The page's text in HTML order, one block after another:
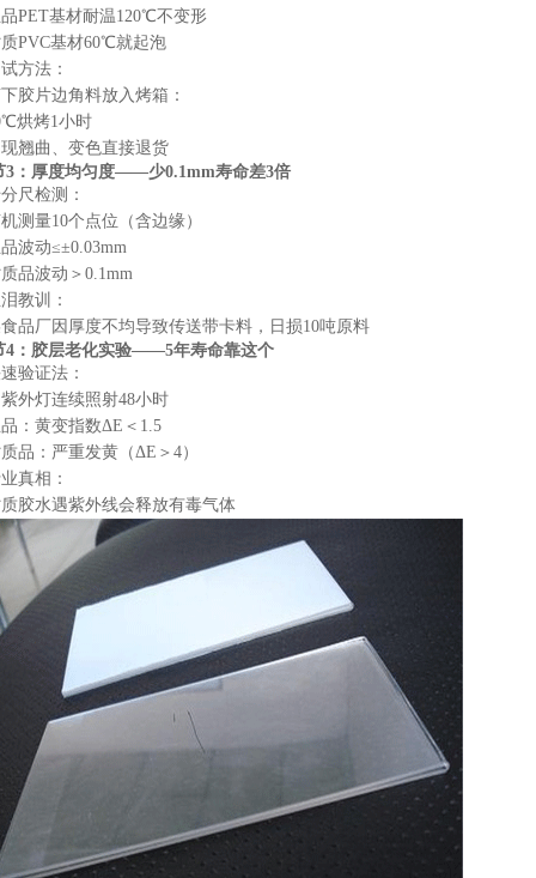
PET基材耐温120℃不变形
PVC基材60℃就起泡
方法 ：
胶片边角料放入烤箱：
烘烤1小时
翘曲、变色直接退货
3：厚度均匀度——少0.1mm寿命差3倍
尺检测 ：
测量10个点位（含边缘）
波动≤±0.03mm
品波动＞0.1mm
教训
：
品厂因厚度不均导致传送带卡料，日损10吨原料
4：胶层老化实验——5年寿命靠这个
验证法 ：
外灯连续照射48小时
：黄变指数ΔE＜1.5
品：严重发黄（ΔE＞4）
真相 ：
胶水遇紫外线会释放有毒气体